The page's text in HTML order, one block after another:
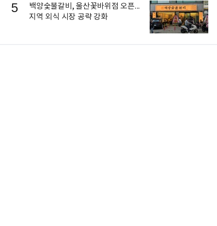
5
백양숯불갈비, 울산꽃바위점 오픈...
지역 외식 시장 공략 강화